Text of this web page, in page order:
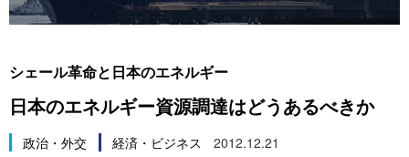
Español
Русский
社会
旅と暮らし
科学・技術
暮らし
シェール革命と日本のエネルギー
日本のエネルギー資源調達はどうあるべきか
政治・外交 経済・ビジネス 2012.12.21